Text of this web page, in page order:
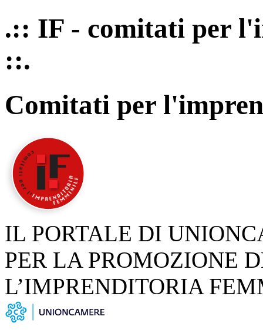
.:: IF - comitati per
::.
Comitati per
IL PORTALE DI
PER LA PROMOZIONE
L’IMPRENDITORIA